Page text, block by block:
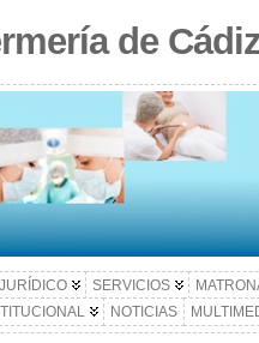
de
SERVICIOS
NOTICIAS